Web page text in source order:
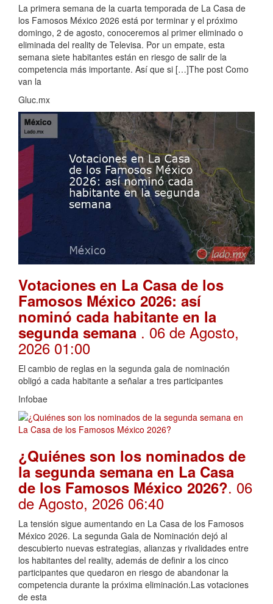
La primera semana de la cuarta temporada de La Casa de
los Famosos México 2026 está por terminar y el próximo
domingo, 2 de agosto, conoceremos al primer eliminado o
eliminada del reality de Televisa. Por un empate, esta
semana siete habitantes están en riesgo de salir de la
competencia más importante. Así que si […]The post Como
van la
Gluc.mx
Votaciones en La Casa de los
Famosos México 2026: así
nominó cada habitante en la
segunda semana . 06 de Agosto,
2026 01:00
El cambio de reglas en la segunda gala de nominación
obligó a cada habitante a señalar a tres participantes
Infobae
¿Quiénes son los nominados de
la segunda semana en La Casa
de los Famosos México 2026?. 06
de Agosto, 2026 06:40
La tensión sigue aumentando en La Casa de los Famosos
México 2026. La segunda Gala de Nominación dejó al
descubierto nuevas estrategias, alianzas y rivalidades entre
los habitantes del reality, además de definir a los cinco
participantes que quedaron en riesgo de abandonar la
competencia durante la próxima eliminación.Las votaciones
de esta